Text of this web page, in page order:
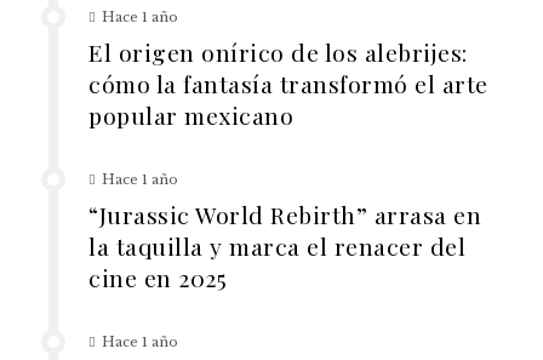
Hace 1 año
El origen onírico de los alebrijes:
cómo la fantasía transformó el arte
popular mexicano
Hace 1 año
“Jurassic World Rebirth” arrasa en
la taquilla y marca el renacer del
cine en 2025
Hace 1 año